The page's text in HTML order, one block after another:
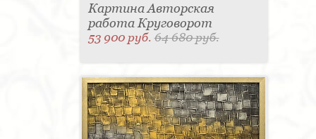
Картина Авторская
работа Круговорот
53 900 руб.64 680 руб.